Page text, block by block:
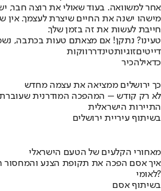
אחר למשוואה. בעוד שאולי את רוצה חבר,
מישהו ישנה את החיים שיצרת לעצמך. אין
חייבת לעשות את זה בזמן שלך.
טעינו? נתקן! אם מצאתם טעות בכתבה,
דייטיםזוגיותטינדררווקות
כדאילהכיר
כך ירושלים ממציאה את עצמה מחדש
לא רק קודש – המהפכה המודרנית
התיירות הישראלית
בשיתוף עיריית ירושלים
מאחורי הקלעים של הטעם הישראלי
לאומי?
בשיתוף אסם